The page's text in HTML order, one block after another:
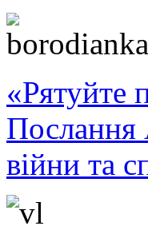
«Рятуйте
Послання
війни та